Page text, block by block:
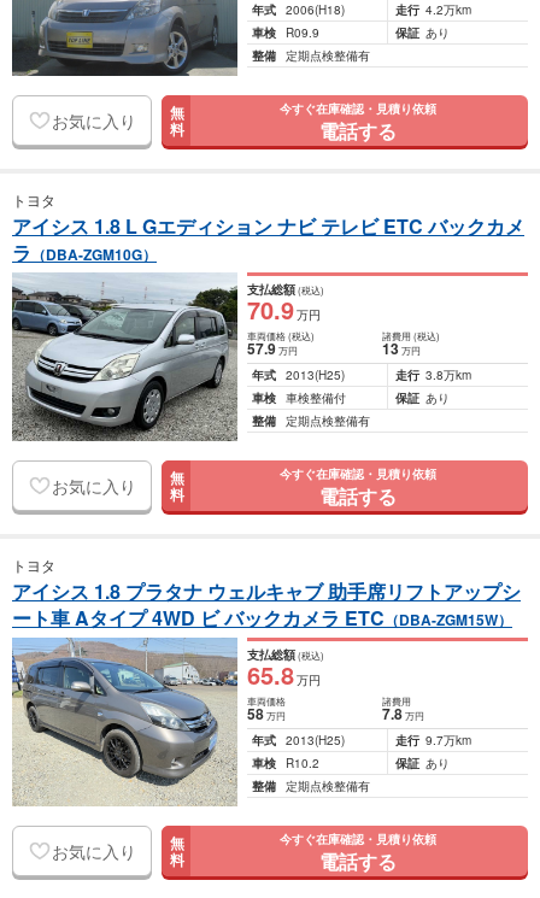
年式 2006(H18) 走行 4.2万km
車検
R09.9 保証 あり
整備 定期点検整備有
お気に入り 無
料
今すぐ在庫確認・見積り依頼
電話する
トヨタ
アイシス 1.8 L Gエディション ナビ テレビ ETC バックカメ
ラ （DBA-ZGM10G）
支払総額(税込)
70.9万円
車両価格(税込)
57.9万円
諸費用 (税込)
13 万円
年式 2013(H25) 走行 3.8万km
車検 車検整備付 保証 あり
整備 定期点検整備有
お気に入り 無
料
今すぐ在庫確認・見積り依頼
電話する
トヨタ
アイシス 1.8 プラタナ ウェルキャブ 助手席リフトアップシ
ート車 Aタイプ 4WD ビ バックカメラ ETC （DBA-ZGM15W）
支払総額(税込)
65.8万円
車両価格
58万円
諸費用
7.8 万円
年式 2013(H25) 走行 9.7万km
車検
R10.2 保証 あり
整備 定期点検整備有
お気に入り 無
料
今すぐ在庫確認・見積り依頼
電話する